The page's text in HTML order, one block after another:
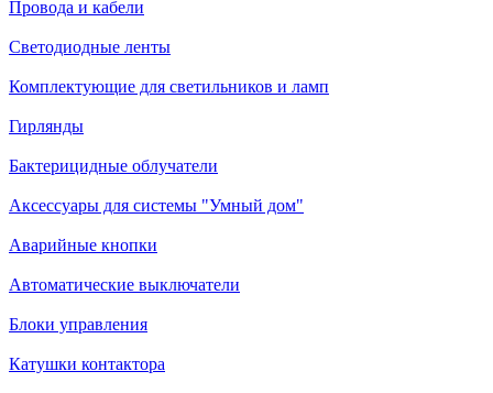
Провода и кабели
Светодиодные ленты
Комплектующие для светильников и ламп
Гирлянды
Бактерицидные облучатели
Аксессуары для системы "Умный дом"
Аварийные кнопки
Автоматические выключатели
Блоки управления
Катушки контактора